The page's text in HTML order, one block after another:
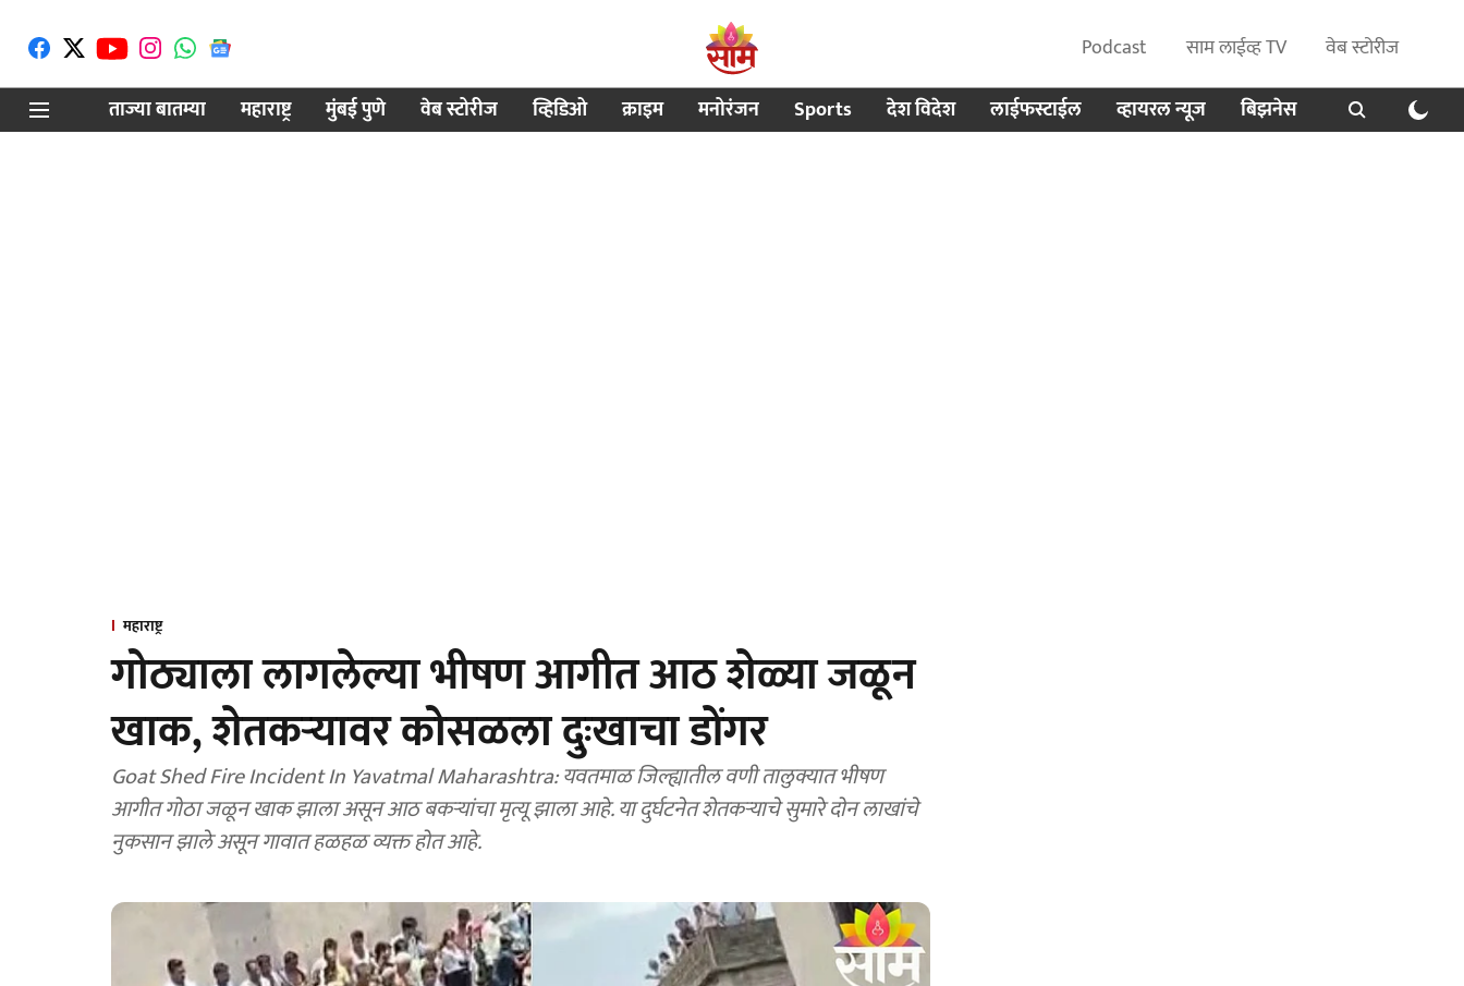
Podcast साम लाईव्ह TV
वेब स्टोरीज
ताज्या बातम्या
महाराष्ट्र मुंबई पुणे वेब स्टोरीज व्हिडिओ क्राइम मनोरंजन Sports देश विदेश लाईफस्टाईल व्हायरल न्यूज बिझनेस
महाराष्ट्र
गोठ्याला लागलेल्या भीषण आगीत आठ शेळ्या जळून
खाक, शेतकऱ्यावर कोसळला दुःखाचा डोंगर
Goat Shed Fire Incident In Yavatmal Maharashtra: यवतमाळ जिल्ह्यातील वणी तालुक्यात भीषण
आगीत गोठा जळून खाक झाला असून आठ बकऱ्यांचा मृत्यू झाला आहे. या दुर्घटनेत शेतकऱ्याचे सुमारे दोन लाखांचे
नुकसान झाले असून गावात हळहळ व्यक्त होत आहे.